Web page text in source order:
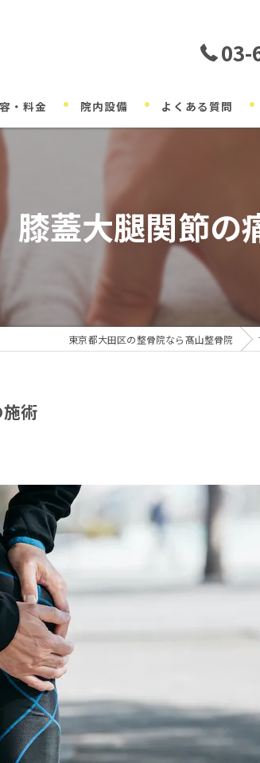
03-
・料金 院内設備 よくある質問
蓋大腿関節の
東京都大田区の整骨院なら髙山整骨院
術